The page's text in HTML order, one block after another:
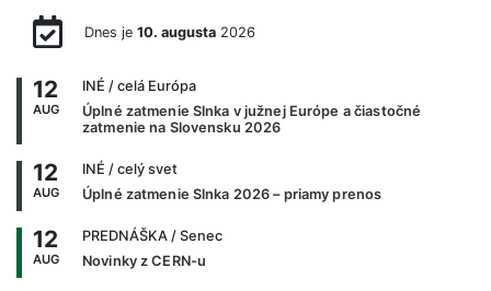
Dnes je 10. augusta2026
12
AUG
INÉ / celá Európa
Úplné zatmenie Slnka v južnej Európe a čiastočné
zatmenie na Slovensku 2026
12
AUG
INÉ / celý svet
Úplné zatmenie Slnka 2026 – priamy prenos
12
AUG
PREDNÁŠKA / Senec
Novinky z CERN-u